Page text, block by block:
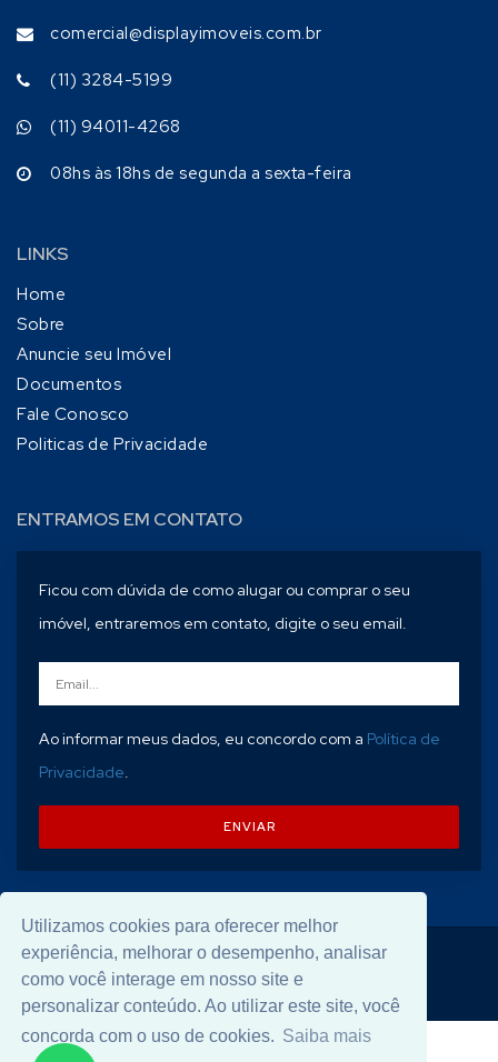
Utilizamos cookies para oferecer melhor
experiência, melhorar o desempenho, analisar
como você interage em nosso site e
personalizar conteúdo. Ao utilizar este site, você
concorda com o uso de cookies. Saiba mais
comercial@displayimoveis.com.br
(11) 3284-5199
(11) 94011-4268
08hs às 18hs de segunda a sexta-feira
LINKS
Home
Sobre
Anuncie seu Imóvel
Documentos
Fale Conosco
Politicas de Privacidade
ENTRAMOS EM CONTATO
Ficou com dúvida de como alugar ou comprar o seu
imóvel, entraremos em contato, digite o seu email.
Ao informar meus dados, eu concordo com a Política de
Privacidade.
ENVIAR
© 2026 Desenvolvido por Universal Software